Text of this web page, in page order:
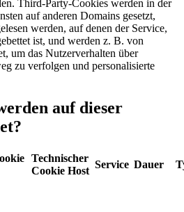
Third-Party-Cookies werden in der
auf anderen Domains gesetzt,
werden, auf denen der Service,
ist, und werden z. B. von
um das Nutzerverhalten über
zu verfolgen und personalisierte
auf dieser
Technischer
Cookie Host
Service Dauer